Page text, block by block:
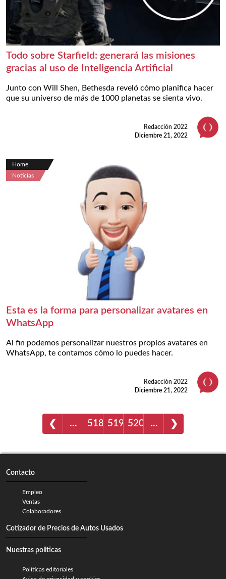
Todo sobre Starfield: generará las misiones
gracias al uso de Inteligencia Artificial
Junto con Will Shen, Bethesda reveló cómo planifica hacer
que su universo de más de 1000 planetas se sienta vivo.
Redacción 2022
Diciembre 21, 2022
Home
Noticias
Esta es la forma para personalizar avatares en
WhatsApp
Al fin podemos personalizar nuestros propios avatares en
WhatsApp, te contamos cómo lo puedes hacer.
Redacción 2022
Diciembre 21, 2022
❮ … 518 519 520 … ❯
Contacto
Empleo
Ventas
Colaboradores
Cotizador de Precios de Autos Usados
Nuestras politicas
Políticas editoriales